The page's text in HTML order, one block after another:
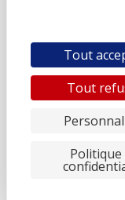
Tout
Tout
Politique
SUIVEZ AUTOVISION